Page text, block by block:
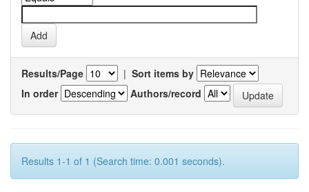
Results/Page | Sort items by
In order
Authors/record
Results 1-1 of 1 (Search time: 0.001 seconds).